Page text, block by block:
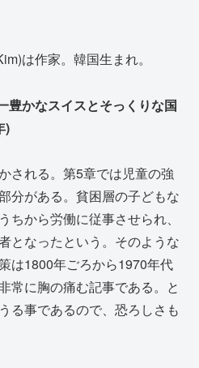
は作家。韓国生まれ。
豊かなスイスとそっくりな国
)
される。第5章では児童の強
分がある。貧困層の子どもな
ちから労働に従事させられ、
となったという。そのような
は1800年ごろから1970年代
常に胸の痛む記事である。と
る事であるので、恐ろしさも